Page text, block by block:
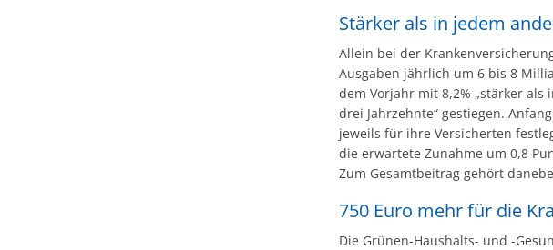
Stärker als in jedem
Allein bei der
Ausgaben jährlich um 6 bis 8
dem Vorjahr mit 8,2% „stärker als
drei Jahrzehnte“ gestiegen.
jeweils für ihre Versicherten
die erwartete Zunahme um 0,8
Zum Gesamtbeitrag gehört
750 Euro mehr für die
Die Grünen-Haushalts- und -